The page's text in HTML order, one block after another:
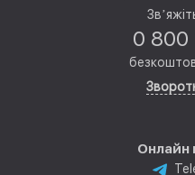
0 800
Онлайн